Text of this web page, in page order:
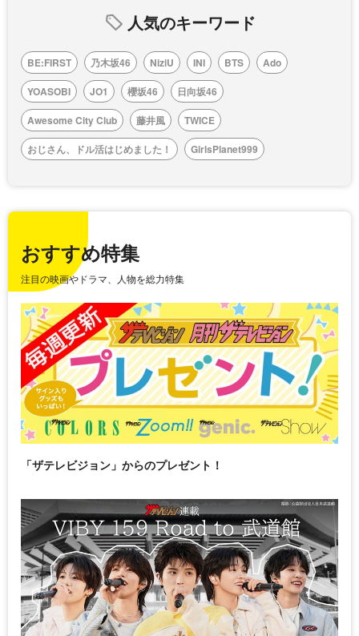
人気のキーワード
BE:FIRST 乃木坂46 NiziU INI BTS
Ado
YOASOBI
JO1 櫻坂46
日向坂46
Awesome City Club
藤井風
TWICE
おじさん、ドル活はじめました！
GirlsPlanet999
おすすめ特集
注目の映画やドラマ、人物を総力特集
「ザテレビジョン」からのプレゼント！